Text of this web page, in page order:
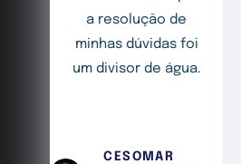
a resolução de
minhas dúvidas foi
um divisor de água.
CESOMAR